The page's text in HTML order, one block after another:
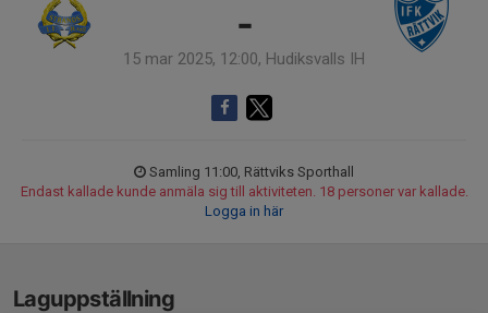
-
15 mar 2025, 12:00, Hudiksvalls IH
Samling 11:00, Rättviks Sporthall
Endast kallade kunde anmäla sig till aktiviteten. 18 personer var kallade.
Logga in här
Laguppställning